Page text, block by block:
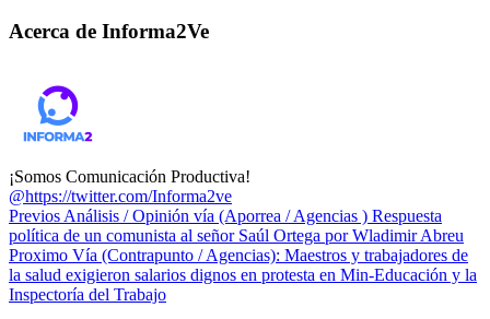
Acerca de Informa2Ve
¡Somos Comunicación Productiva!
@https://twitter.com/Informa2ve
Previos Análisis / Opinión vía (Aporrea / Agencias ) Respuesta
política de un comunista al señor Saúl Ortega por Wladimir Abreu
Proximo Vía (Contrapunto / Agencias): Maestros y trabajadores de
la salud exigieron salarios dignos en protesta en Min-Educación y la
Inspectoría del Trabajo